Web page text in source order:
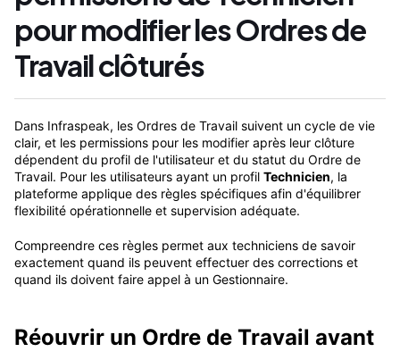
pour modifier les Ordres de
Travail clôturés
Dans Infraspeak, les Ordres de Travail suivent un cycle de vie
clair, et les permissions pour les modifier après leur clôture
dépendent du profil de l'utilisateur et du statut du Ordre de
Travail. Pour les utilisateurs ayant un profil Technicien, la
plateforme applique des règles spécifiques afin d'équilibrer
flexibilité opérationnelle et supervision adéquate.
Compreendre ces règles permet aux techniciens de savoir
exactement quand ils peuvent effectuer des corrections et
quand ils doivent faire appel à un Gestionnaire.
Réouvrir un Ordre de Travail avant